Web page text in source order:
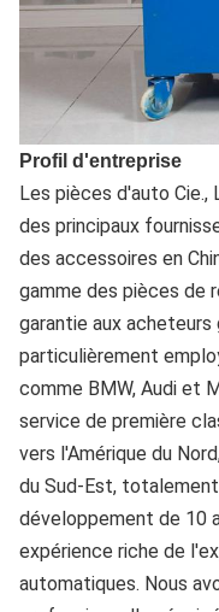
Profil d'entreprise
Les pièces d'auto Cie.,
des principaux
des accessoires en
gamme des pièces de
garantie aux
particulièrement
comme BMW, Audi et
service de première
vers l'Amérique du
du Sud-Est,
développement de 10
expérience riche de
automatiques. Nous